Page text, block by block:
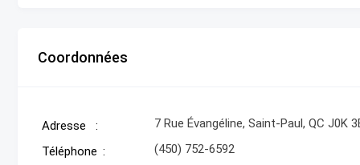
Coordonnées
Adresse
7 Rue Évangéline, Saint-Paul, QC J0K
Téléphone
(450) 752-6592